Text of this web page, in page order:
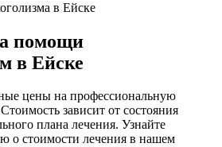
помощи
в Ейске
цены на профессиональную
зависит от состояния
плана лечения. Узнайте
о стоимости лечения в нашем